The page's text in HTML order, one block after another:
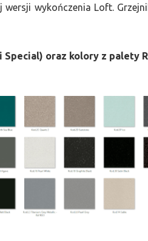
wykończenia Loft.
oraz kolory z palety